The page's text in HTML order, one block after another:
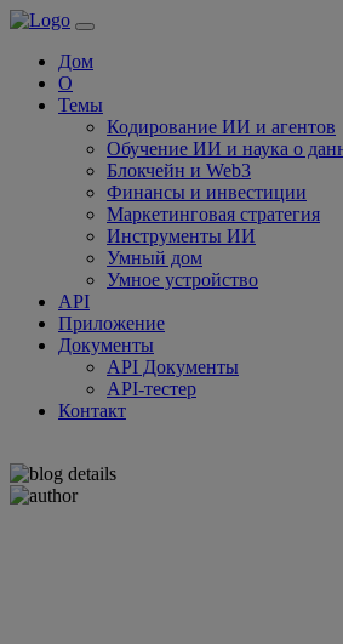
Дом
О
Темы
Кодирование ИИ и агентов
Обучение ИИ и наука о
Блокчейн и Web3
Финансы и инвестиции
Маркетинговая стратегия
Инструменты ИИ
Умный дом
Умное устройство
API
Приложение
Документы
API Документы
API-тестер
Контакт